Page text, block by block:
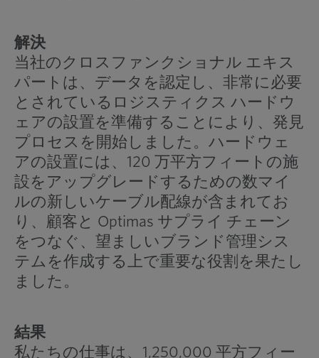
解決
当社のクロスファンクショナル エキス
パートは、データを認定し、非常に必要
とされているロジスティクス ハードウ
ェアの設置を準備することにより、発見
プロセスを開始しました。ハードウェ
アの設置には、120 万平方フィートの施
設をアップグレードするための数マイ
ルの新しいケーブル配線が含まれてお
り、顧客と Optimas サプライ チェーン
をつなぐ、望ましいブランド管理シス
テムを作成する上で重要な役割を果たし
ました。
結果
私たちの仕事は、1,250,000 平方フィー